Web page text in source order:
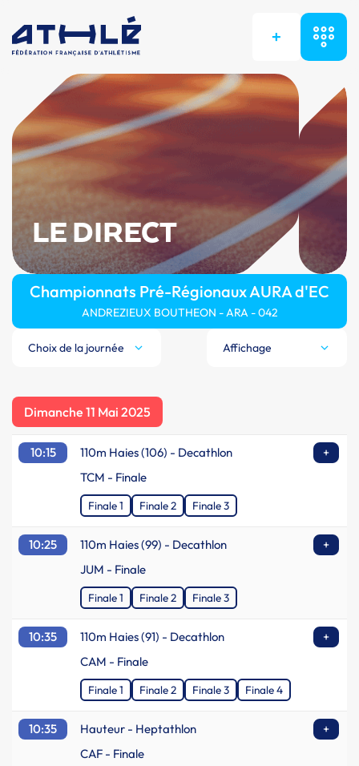
+
LE DIRECT
Championnats Pré-Régionaux AURA d'EC
ANDREZIEUX BOUTHEON - ARA - 042
Choix de la journée Affichage
Dimanche 11 Mai 2025
10:15 110m Haies (106) - Decathlon
+
TCM - Finale
Finale 1 Finale 2 Finale 3
10:25 110m Haies (99) - Decathlon
+
JUM - Finale
Finale 1 Finale 2 Finale 3
10:35 110m Haies (91) - Decathlon
+
CAM - Finale
Finale 1 Finale 2 Finale 3 Finale 4
10:35 Hauteur - Heptathlon
+
CAF - Finale